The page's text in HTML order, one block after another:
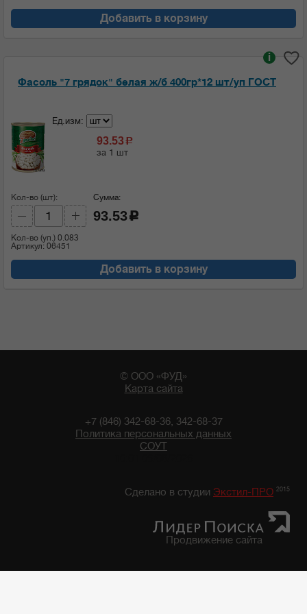
Добавить в корзину
Фасоль "7 грядок" белая ж/б 400гр*12 шт/уп ГОСТ
i
Ед.изм:
93.53 c
за 1 шт
Кол-во (шт):
Кол-во (уп.) 0.083
Артикул: 06451
Сумма:
93.53 c
Добавить в корзину
© ООО «ФУД»
Карта сайта
+7 (846) 342-68-36, 342-68-37
Политика персональных данных
СОУТ
Сделано в студии Экстил-ПРО 2015
Продвижение сайта